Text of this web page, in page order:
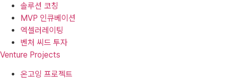
솔루션 코칭
MVP 인큐베이션
엑셀러레이팅
벤처 씨드 투자
Venture Projects
온고잉 프로젝트